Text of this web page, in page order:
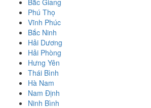
Phú Thọ
Vĩnh Phúc
Bắc Ninh
Hải Dương
Hải Phòng
Hưng Yên
Thái Bình
Hà Nam
Nam Định
Ninh Bình